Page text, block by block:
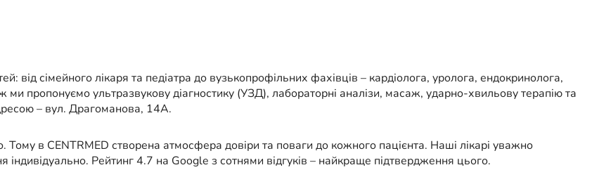
від сімейного лікаря та педіатра до вузькопрофільних фахівців – кардіолога, уролога, ендокринолога,
пропонуємо ультразвукову діагностику (УЗД), лабораторні аналізи, масаж, ударно-хвильову терапію та
– вул. Драгоманова, 14А.
в CENTRMED створена атмосфера довіри та поваги до кожного пацієнта. Наші лікарі уважно
індивідуально. Рейтинг 4.7 на Google з сотнями відгуків – найкраще підтвердження цього.